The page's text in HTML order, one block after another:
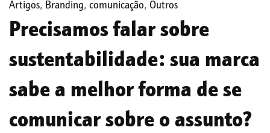
Artigos, Branding, comunicação, Outros
Precisamos falar sobre
sustentabilidade: sua marca
sabe a melhor forma de se
comunicar sobre o assunto?